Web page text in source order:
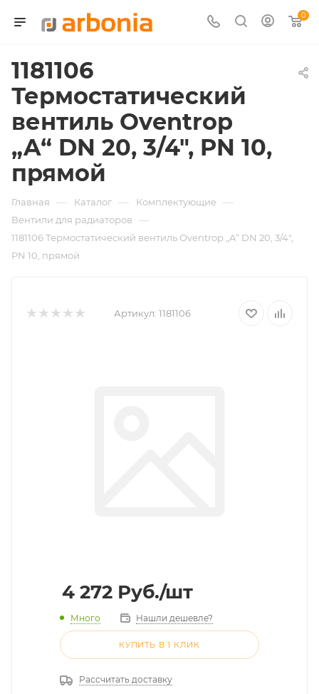
0
1181106
Термостатический
вентиль Oventrop
„A“ DN 20, 3/4", PN 10,
прямой
Главная — Каталог — Комплектующие —
Вентили для радиаторов —
1181106 Термостатический вентиль Oventrop „A“ DN 20, 3/4",
PN 10, прямой
Артикул: 1181106
4 272 Руб./шт
Много Нашли дешевле?
КУПИТЬ В 1 КЛИК
Рассчитать доставку